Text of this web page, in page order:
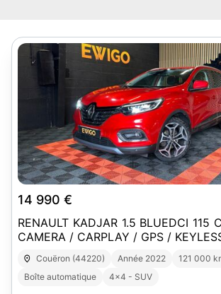
14 990 €
RENAULT KADJAR 1.5 BLUEDCI 115
CAMERA / CARPLAY / GPS /
Couëron (44220) Année 2022 121 000
Boîte automatique
4x4 - SUV